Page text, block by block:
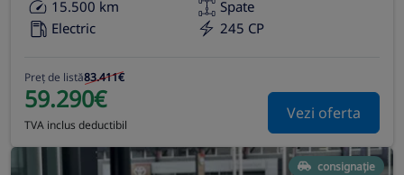
15.500 km
Spate
Electric
245 CP
Preț de listă83.411€
59.290€
TVA inclus deductibil
Vezi oferta
consignație